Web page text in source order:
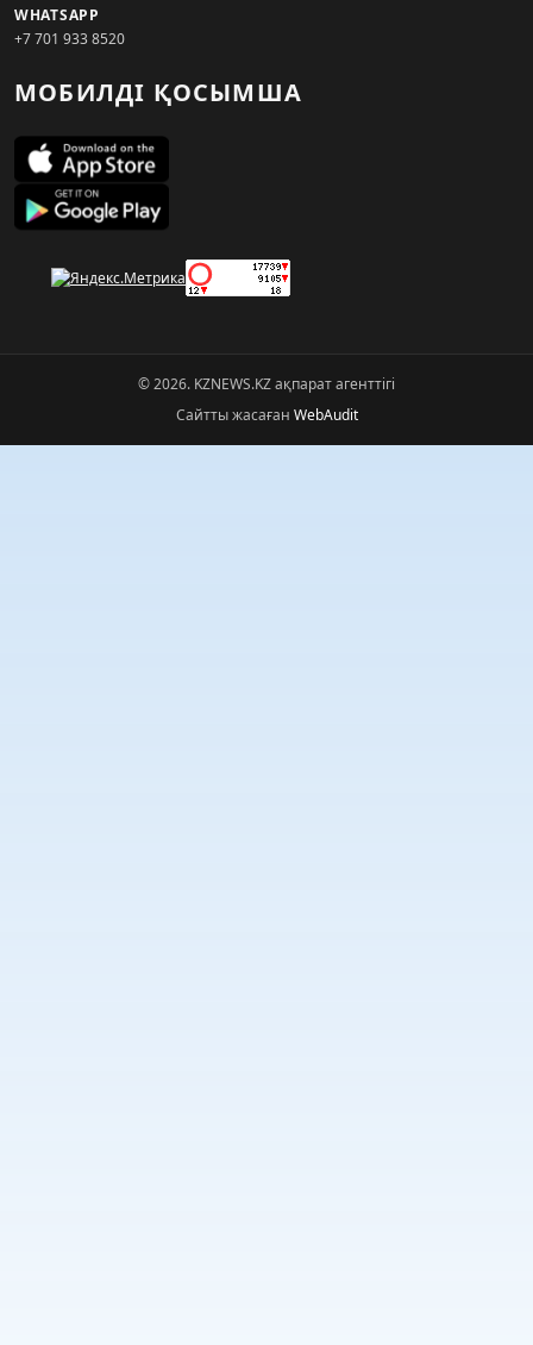
WHATSAPP
+7 701 933 8520
МОБИЛДІ ҚОСЫМША
© 2026. KZNEWS.KZ ақпарат агенттігі
Сайтты жасаған WebAudit